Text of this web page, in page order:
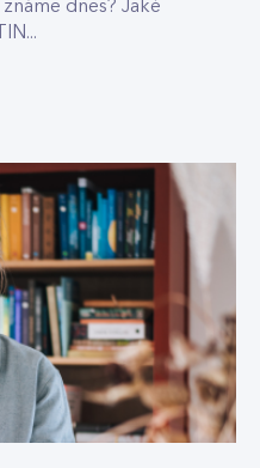
dnes? Jaké